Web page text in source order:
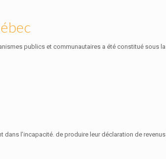
publics et communautaires a été constitué sous la
dans l’incapacité. de produire leur déclaration de revenus